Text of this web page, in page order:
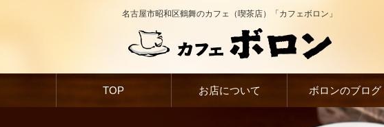
名古屋市昭和区鶴舞のカフェ（喫茶店）「カフェボロン」
TOP お店について ボロンのブログ